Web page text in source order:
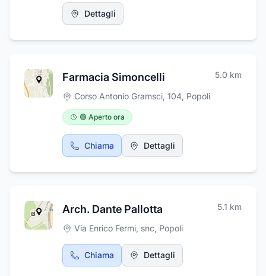
Terme in cui troverete tutto il necessario per
completare il vostro evento speciale, con idee
indimenticabile ogni cerimonia, dal vestito
perfetto agli accessori più esclusivi. Vi
aspettiamo per offrirvi un'esperienza di
Dettagli
Farmacia Simoncelli 5.0 km
Corso Antonio Gramsci, 104, Popoli
🟢 Aperto ora
Chiama Dettagli
Arch. Dante Pallotta 5.1 km
Via Enrico Fermi, snc, Popoli
Chiama Dettagli